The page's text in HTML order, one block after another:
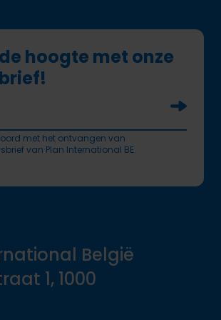
hoogte met onze
met het ontvangen van
van Plan International BE.
België
1, 1000